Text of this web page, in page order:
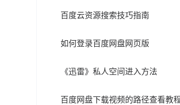
百度云资源搜索技巧指南
如何登录百度网盘网页版
《迅雷》私人空间进入方法
百度网盘下载视频的路径查看教